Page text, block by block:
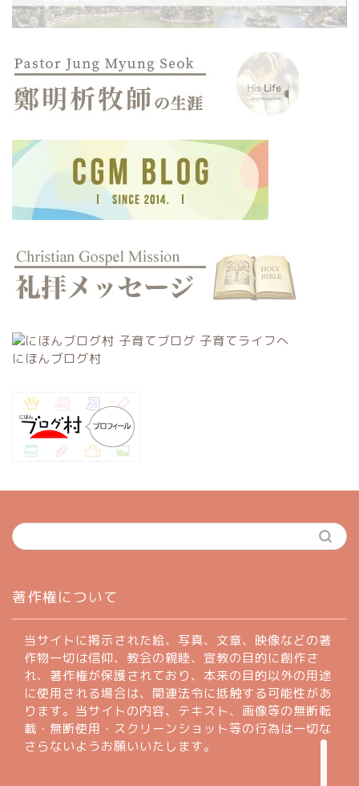
にほんブログ村
著作権について
当サイトに掲示された絵、写真、文章、映像などの著
作物一切は信仰、教会の親睦、宣教の目的に創作さ
れ、著作権が保護されており、本来の目的以外の用途
に使用される場合は、関連法令に抵触する可能性があ
ります。当サイトの内容、テキスト、画像等の無断転
載・無断使用・スクリーンショット等の行為は一切な
さらないようお願いいたします。
profile
著作権について
お問い合わせフォーム